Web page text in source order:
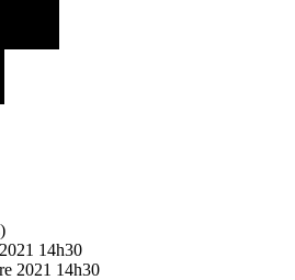
2021 14h30
2021 14h30